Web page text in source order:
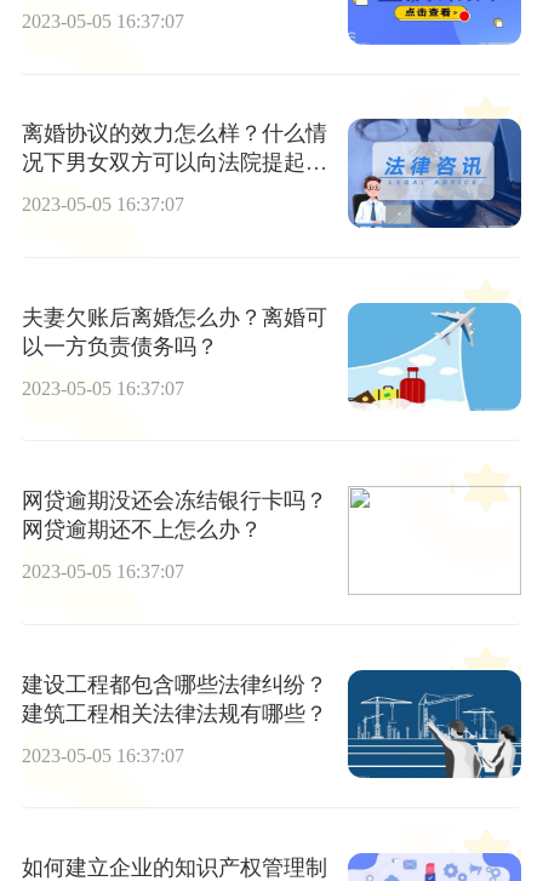
2023-05-05 16:37:07
离婚协议的效力怎么样？什么情
况下男女双方可以向法院提起诉
讼？
2023-05-05 16:37:07
夫妻欠账后离婚怎么办？离婚可
以一方负责债务吗？
2023-05-05 16:37:07
网贷逾期没还会冻结银行卡吗？
网贷逾期还不上怎么办？
2023-05-05 16:37:07
建设工程都包含哪些法律纠纷？
建筑工程相关法律法规有哪些？
2023-05-05 16:37:07
如何建立企业的知识产权管理制